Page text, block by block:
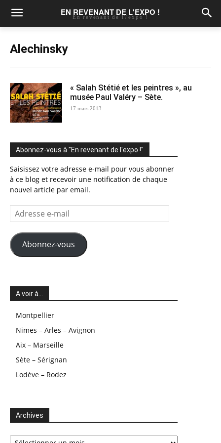
EN REVENANT DE L'EXPO !
En revenant de l\'expo !
Alechinsky
« Salah Stétié et les peintres », au
musée Paul Valéry – Sète.
17 mars 2013
Abonnez-vous à "En revenant de l'expo !"
Saisissez votre adresse e-mail pour vous abonner
à ce blog et recevoir une notification de chaque
nouvel article par email.
Adresse
e-
mail
Abonnez-vous
A voir à…
Montpellier
Nimes – Arles – Avignon
Aix – Marseille
Sète – Sérignan
Lodève – Rodez
Archives
Archives